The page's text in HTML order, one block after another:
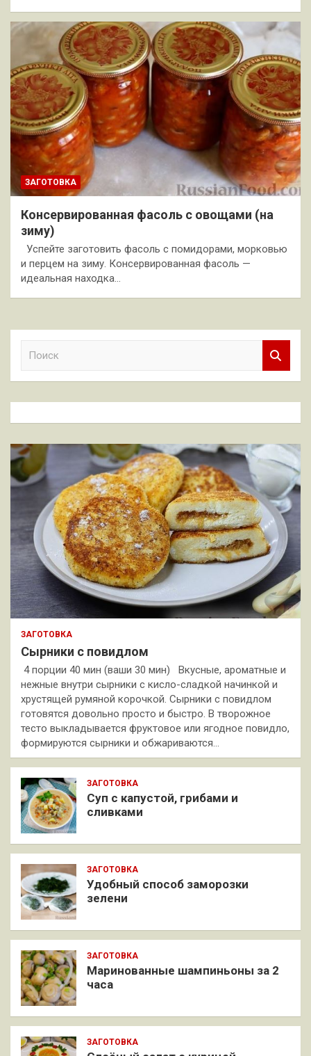
ЗАГОТОВКА
Консервированная фасоль с овощами (на
зиму)
Успейте заготовить фасоль с помидорами, морковью
и перцем на зиму. Консервированная фасоль —
идеальная находка…
к
ЗАГОТОВКА
Сырники с повидлом
4 порции 40 мин (ваши 30 мин) Вкусные, ароматные и
нежные внутри сырники с кисло-сладкой начинкой и
хрустящей румяной корочкой. Сырники с повидлом
готовятся довольно просто и быстро. В творожное
тесто выкладывается фруктовое или ягодное повидло,
формируются сырники и обжариваются…
ЗАГОТОВКА
Суп с капустой, грибами и
сливками
ЗАГОТОВКА
Удобный способ заморозки
зелени
ЗАГОТОВКА
Маринованные шампиньоны за 2
часа
ЗАГОТОВКА